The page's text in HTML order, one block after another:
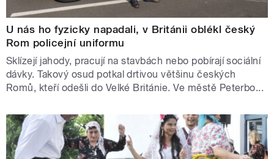
U nás ho fyzicky napadali, v Británii oblékl český
Rom policejní uniformu
Sklízejí jahody, pracují na stavbách nebo pobírají sociální
dávky. Takový osud potkal drtivou většinu českých
Romů, kteří odešli do Velké Británie. Ve městě Peterbo...